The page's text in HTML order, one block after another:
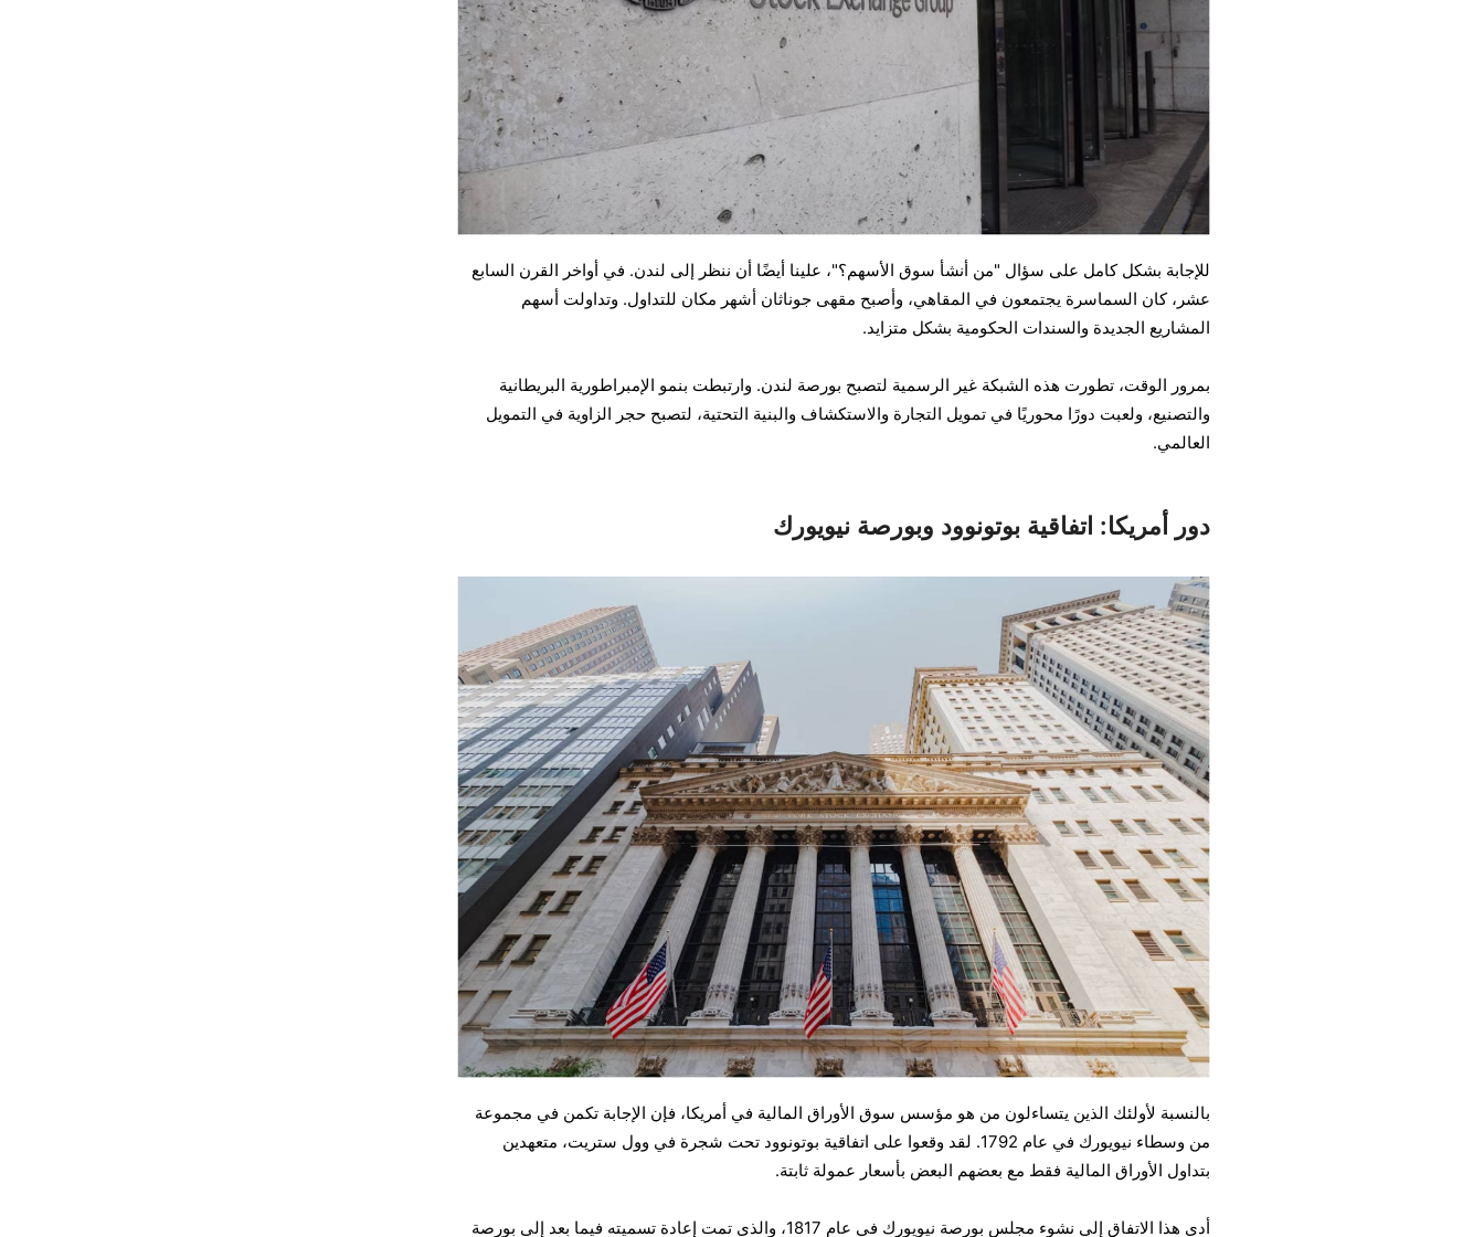
للإجابة بشكل كامل على سؤال "من أنشأ سوق الأسهم؟"، علينا أيضًا أن ننظر إلى لندن. في أواخر القرن السابع
عشر، كان السماسرة يجتمعون في المقاهي، وأصبح مقهى جوناثان أشهر مكان للتداول. وتداولت أسهم
المشاريع الجديدة والسندات الحكومية بشكل متزايد.
بمرور الوقت، تطورت هذه الشبكة غير الرسمية لتصبح بورصة لندن. وارتبطت بنمو الإمبراطورية البريطانية
والتصنيع، ولعبت دورًا محوريًا في تمويل التجارة والاستكشاف والبنية التحتية، لتصبح حجر الزاوية في التمويل
العالمي.
دور أمريكا: اتفاقية بوتونوود وبورصة نيويورك
بالنسبة لأولئك الذين يتساءلون من هو مؤسس سوق الأوراق المالية في أمريكا، فإن الإجابة تكمن في مجموعة
من وسطاء نيويورك في عام 1792. لقد وقعوا على اتفاقية بوتونوود تحت شجرة في وول ستريت، متعهدين
بتداول الأوراق المالية فقط مع بعضهم البعض بأسعار عمولة ثابتة.
أدى هذا الاتفاق إلى نشوء مجلس بورصة نيويورك في عام 1817، والذي تمت إعادة تسميته فيما بعد إلى بورصة